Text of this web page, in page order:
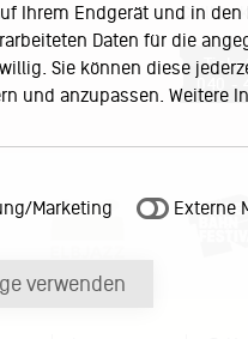
Endgerät und in
Daten für die
Sie können diese
und anzupassen. Weitere
Marketing Externe
verwenden